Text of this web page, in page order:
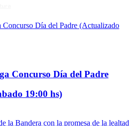
Concurso Día del Padre
19:00 hs)